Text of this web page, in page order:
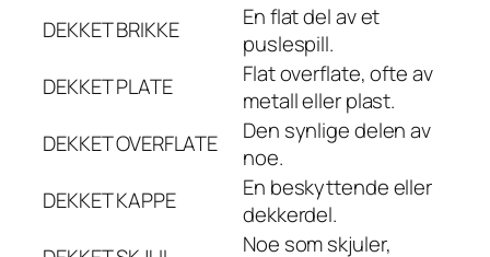
DEKKETBRIKKE
En flat del av et
puslespill.
DEKKETPLATE
Flat overflate, ofte av
metall eller plast.
DEKKETOVERFLATE
Den synlige delen av
noe.
DEKKETKAPPE
En beskyttende eller
dekkerdel.
Noe som skjuler,